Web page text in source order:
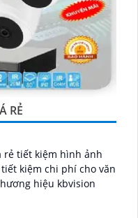
RẺ
rẻ tiết kiệm hình ảnh
tiết kiệm chi phí cho văn
hiệu kbvision